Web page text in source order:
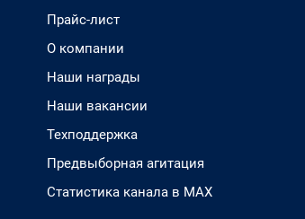
Прайс-лист
О компании
Наши награды
Наши вакансии
Техподдержка
Предвыборная агитация
Статистика канала в MAX